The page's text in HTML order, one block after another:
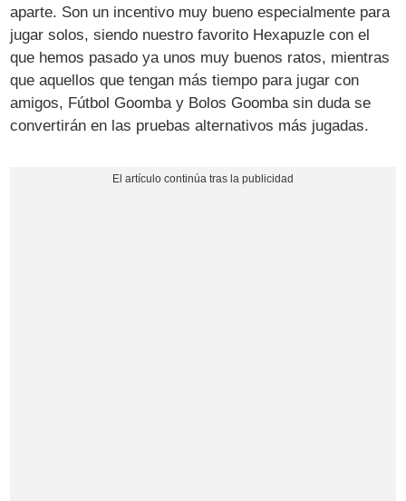
aparte. Son un incentivo muy bueno especialmente para
jugar solos, siendo nuestro favorito Hexapuzle con el
que hemos pasado ya unos muy buenos ratos, mientras
que aquellos que tengan más tiempo para jugar con
amigos, Fútbol Goomba y Bolos Goomba sin duda se
convertirán en las pruebas alternativos más jugadas.